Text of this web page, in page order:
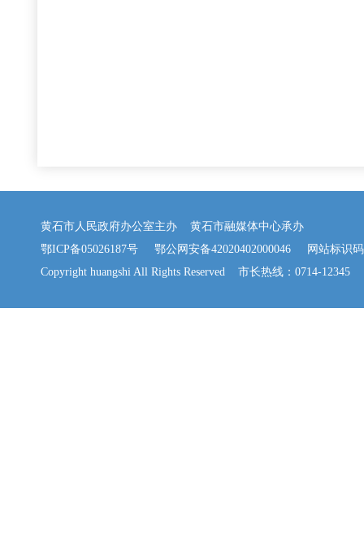
黄石市人民政府办公室主办 黄石市融媒体中心承办
鄂ICP备05026187号
鄂公网安备42020402000046 网站标识码
Copyright huangshi All Rights Reserved 市长热线：0714-12345